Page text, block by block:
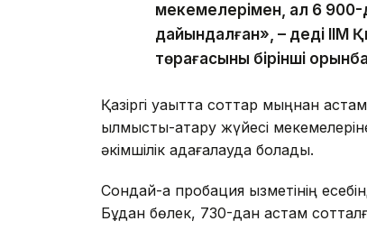
мекемелерімен, ал 6
дайындалған», – деді ІІМ
төрағасының бірінші
Қазіргі уақытта соттар мыңнан
қылмыстық-атқару жүйесі
әкімшілік қадағалауда болады.
Сондай-ақ пробация қызметінің
Бұдан бөлек, 730-дан астам